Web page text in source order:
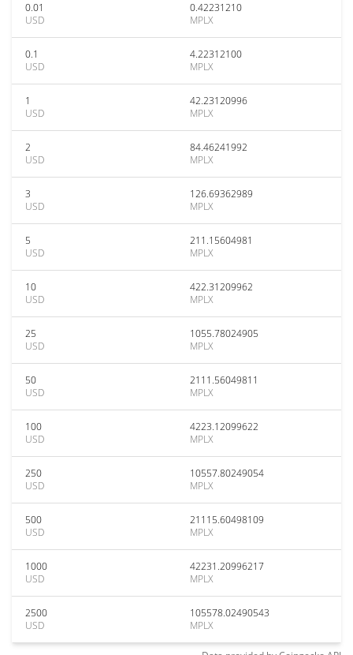
0.01
USD
0.42231210
MPLX
0.1
USD
4.22312100
MPLX
1
USD
42.23120996
MPLX
2
USD
84.46241992
MPLX
3
USD
126.69362989
MPLX
5
USD
211.15604981
MPLX
10
USD
422.31209962
MPLX
25
USD
1055.78024905
MPLX
50
USD
2111.56049811
MPLX
100
USD
4223.12099622
MPLX
250
USD
10557.80249054
MPLX
500
USD
21115.60498109
MPLX
1000
USD
42231.20996217
MPLX
2500
USD
105578.02490543
MPLX